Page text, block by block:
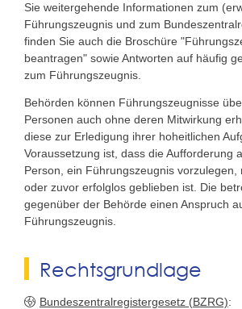
Sie weitergehende Informationen zum
Führungszeugnis und zum
finden Sie auch die Broschüre
beantragen" sowie Antworten auf häufig
zum Führungszeugnis.
Behörden können Führungszeugnisse
Personen auch ohne deren Mitwirkung
diese zur Erledigung ihrer hoheitlichen
Voraussetzung ist, dass die Aufforderung
Person, ein Führungszeugnis vorzulegen,
oder zuvor erfolglos geblieben ist. Die
gegenüber der Behörde einen Anspruch
Führungszeugnis.
Rechtsgrundlage
Bundeszentralregistergesetz (BZRG):